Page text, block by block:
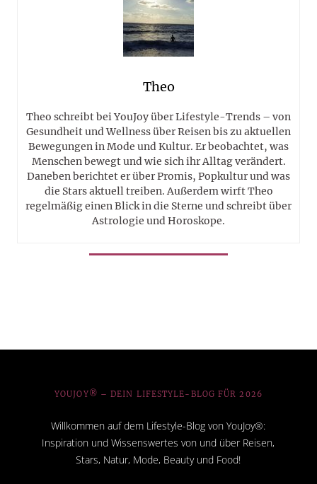
Theo
Theo schreibt bei YouJoy über Lifestyle-Trends – von
Gesundheit und Wellness über Reisen bis zu aktuellen
Bewegungen in Mode und Kultur. Er beobachtet, was
Menschen bewegt und wie sich ihr Alltag verändert.
Daneben berichtet er über Promis, Popkultur und was
die Stars aktuell treiben. Außerdem wirft Theo
regelmäßig einen Blick in die Sterne und schreibt über
Astrologie und Horoskope.
YOUJOY® – DEIN LIFESTYLE-BLOG FÜR 2026
Willkommen auf dem Lifestyle-Blog von YouJoy®:
Inspiration und Wissenswertes von und über Reisen,
Stars, Natur, Mode, Beauty und Food!